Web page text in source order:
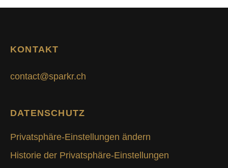
KONTAKT
contact@sparkr.ch
DATENSCHUTZ
Privatsphäre-Einstellungen ändern
Historie der Privatsphäre-Einstellungen